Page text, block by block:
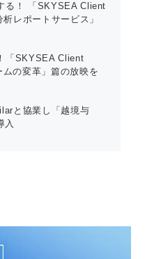
る！ 「SKYSEA Client
レポートサービス」
「SKYSEA Client
の変革」篇の放映を
と協業し「越境与
入